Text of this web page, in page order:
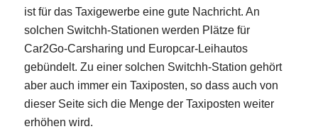
ist für das Taxigewerbe eine gute Nachricht. An
solchen Switchh-Stationen werden Plätze für
Car2Go-Carsharing und Europcar-Leihautos
gebündelt. Zu einer solchen Switchh-Station gehört
aber auch immer ein Taxiposten, so dass auch von
dieser Seite sich die Menge der Taxiposten weiter
erhöhen wird.